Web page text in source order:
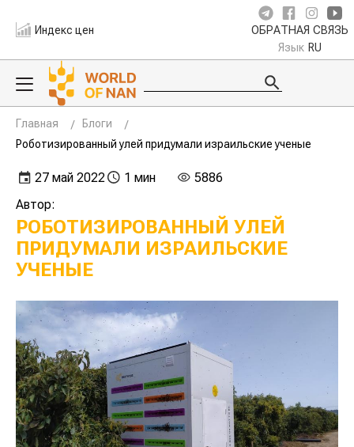
Индекс цен ОБРАТНАЯ СВЯЗЬ
Язык RU
Главная
Блоги
Роботизированный улей придумали израильские ученые
27 май 2022 1 мин
5886
Автор:
РОБОТИЗИРОВАННЫЙ УЛЕЙ
ПРИДУМАЛИ ИЗРАИЛЬСКИЕ
УЧЕНЫЕ